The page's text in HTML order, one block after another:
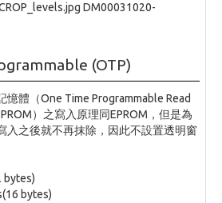
DM00031020-
(OTP)
憶體（One Time Programmable Read
）之寫入原理同EPROM，但是為
入之後就不再抹除，因此不設置透明窗
bytes)
bytes)